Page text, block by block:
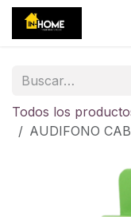
Ir al contenido
Todos los
AUDIFONO